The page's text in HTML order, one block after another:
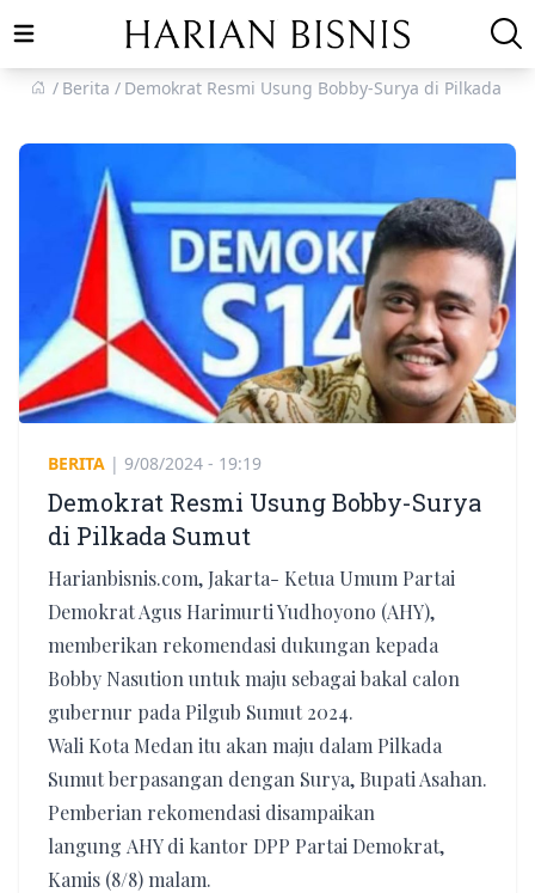
Open main menu
Berita
Demokrat Resmi Usung Bobby-Surya di Pilkada
BERITA | 9/08/2024 - 19:19
Demokrat Resmi Usung Bobby-Surya
di Pilkada Sumut
Harianbisnis.com, Jakarta- Ketua Umum Partai
Demokrat Agus Harimurti Yudhoyono (AHY),
memberikan rekomendasi dukungan kepada
Bobby Nasution untuk maju sebagai bakal calon
gubernur pada Pilgub Sumut 2024.
Wali Kota Medan itu akan maju dalam Pilkada
Sumut berpasangan dengan Surya, Bupati Asahan.
Pemberian rekomendasi disampaikan
langung AHY di kantor DPP Partai Demokrat,
Kamis (8/8) malam.